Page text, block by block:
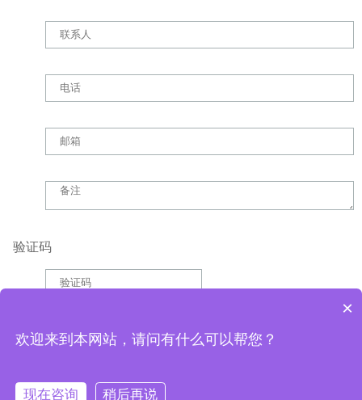
验证码
已经到最底了
沪ICP备2023020637号
×
欢迎来到本网站，请问有什么可以帮您？
现在咨询 稍后再说